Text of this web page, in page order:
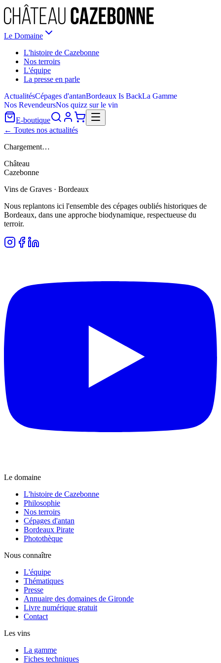
Le Domaine
L'histoire de Cazebonne
Nos terroirs
L'équipe
La presse en parle
ActualitésCépages d'antanBordeaux Is BackLa Gamme
Nos RevendeursNos quizz sur le vin
E-boutique
← Toutes nos actualités
Chargement…
Château
Cazebonne
Vins de Graves · Bordeaux
Nous replantons ici l'ensemble des cépages oubliés historiques de
Bordeaux, dans une approche biodynamique, respectueuse du
terroir.
Le domaine
L'histoire de Cazebonne
Philosophie
Nos terroirs
Cépages d'antan
Bordeaux Pirate
Photothèque
Nous connaître
L'équipe
Thématiques
Presse
Annuaire des domaines de Gironde
Livre numérique gratuit
Contact
Les vins
La gamme
Fiches techniques